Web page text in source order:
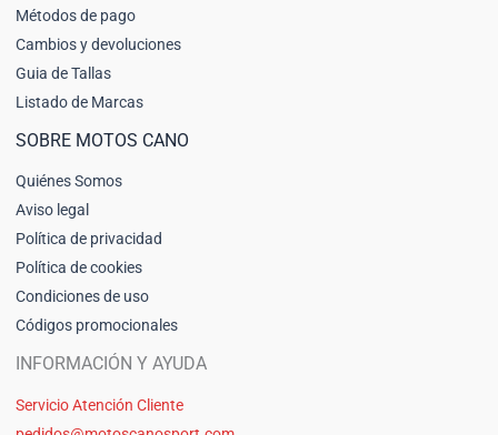
Métodos de pago
Cambios y devoluciones
Guia de Tallas
Listado de Marcas
SOBRE MOTOS CANO
Quiénes Somos
Aviso legal
Política de privacidad
Política de cookies
Condiciones de uso
Códigos promocionales
INFORMACIÓN Y AYUDA
Servicio Atención Cliente